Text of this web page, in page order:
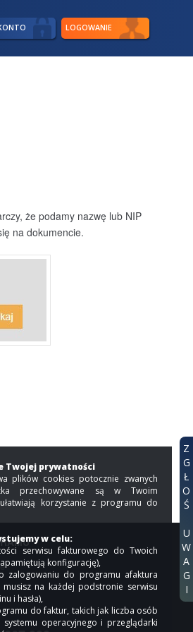
Z
G
Ł
O
Ś
U
W
A
G
I
LOGOWANIE
że podamy nazwę lub NIP
na dokumencie.
Twojej prywatności
plików cookies potocznie zwanych
przechowywane są w Twoim
korzystanie z programu do
w celu:
serwisu fakturowego do Twoich
konfigurację),
zalogowaniu do programu afaktura
na każdej podstronie serwisu
i hasła),
do faktur, takich jak liczba osób
systemu operacyjnego i przeglądarki